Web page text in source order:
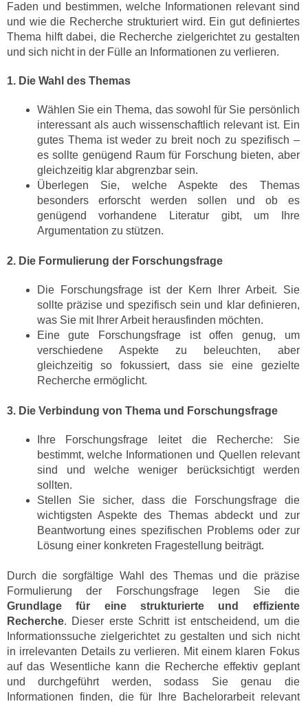
Faden und bestimmen, welche Informationen relevant sind
und wie die Recherche strukturiert wird. Ein gut definiertes
Thema hilft dabei, die Recherche zielgerichtet zu gestalten
und sich nicht in der Fülle an Informationen zu verlieren.
1. Die Wahl des Themas
Wählen Sie ein Thema, das sowohl für Sie persönlich
interessant als auch wissenschaftlich relevant ist. Ein
gutes Thema ist weder zu breit noch zu spezifisch –
es sollte genügend Raum für Forschung bieten, aber
gleichzeitig klar abgrenzbar sein.
Überlegen Sie, welche Aspekte des Themas
besonders erforscht werden sollen und ob es
genügend vorhandene Literatur gibt, um Ihre
Argumentation zu stützen.
2. Die Formulierung der Forschungsfrage
Die Forschungsfrage ist der Kern Ihrer Arbeit. Sie
sollte präzise und spezifisch sein und klar definieren,
was Sie mit Ihrer Arbeit herausfinden möchten.
Eine gute Forschungsfrage ist offen genug, um
verschiedene Aspekte zu beleuchten, aber
gleichzeitig so fokussiert, dass sie eine gezielte
Recherche ermöglicht.
3. Die Verbindung von Thema und Forschungsfrage
Ihre Forschungsfrage leitet die Recherche: Sie
bestimmt, welche Informationen und Quellen relevant
sind und welche weniger berücksichtigt werden
sollten.
Stellen Sie sicher, dass die Forschungsfrage die
wichtigsten Aspekte des Themas abdeckt und zur
Beantwortung eines spezifischen Problems oder zur
Lösung einer konkreten Fragestellung beiträgt.
Durch die sorgfältige Wahl des Themas und die präzise
Formulierung der Forschungsfrage legen Sie die
Grundlage für eine strukturierte und effiziente
Recherche. Dieser erste Schritt ist entscheidend, um die
Informationssuche zielgerichtet zu gestalten und sich nicht
in irrelevanten Details zu verlieren. Mit einem klaren Fokus
auf das Wesentliche kann die Recherche effektiv geplant
und durchgeführt werden, sodass Sie genau die
Informationen finden, die für Ihre Bachelorarbeit relevant